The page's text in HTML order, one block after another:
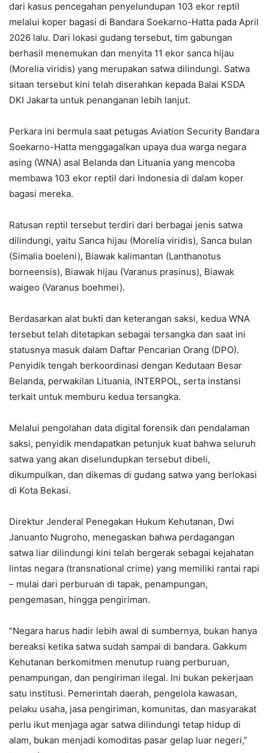
dari kasus pencegahan penyelundupan 103 ekor reptil
melalui koper bagasi di Bandara Soekarno-Hatta pada April
2026 lalu. Dari lokasi gudang tersebut, tim gabungan
berhasil menemukan dan menyita 11 ekor sanca hijau
(Morelia viridis) yang merupakan satwa dilindungi. Satwa
sitaan tersebut kini telah diserahkan kepada Balai KSDA
DKI Jakarta untuk penanganan lebih lanjut.
Perkara ini bermula saat petugas Aviation Security Bandara
Soekarno-Hatta menggagalkan upaya dua warga negara
asing (WNA) asal Belanda dan Lituania yang mencoba
membawa 103 ekor reptil dari Indonesia di dalam koper
bagasi mereka.
Ratusan reptil tersebut terdiri dari berbagai jenis satwa
dilindungi, yaitu Sanca hijau (Morelia viridis), Sanca bulan
(Simalia boeleni), Biawak kalimantan (Lanthanotus
borneensis), Biawak hijau (Varanus prasinus), Biawak
waigeo (Varanus boehmei).
Berdasarkan alat bukti dan keterangan saksi, kedua WNA
tersebut telah ditetapkan sebagai tersangka dan saat ini
statusnya masuk dalam Daftar Pencarian Orang (DPO).
Penyidik tengah berkoordinasi dengan Kedutaan Besar
Belanda, perwakilan Lituania, INTERPOL, serta instansi
terkait untuk memburu kedua tersangka.
Melalui pengolahan data digital forensik dan pendalaman
saksi, penyidik mendapatkan petunjuk kuat bahwa seluruh
satwa yang akan diselundupkan tersebut dibeli,
dikumpulkan, dan dikemas di gudang satwa yang berlokasi
di Kota Bekasi.
Direktur Jenderal Penegakan Hukum Kehutanan, Dwi
Januanto Nugroho, menegaskan bahwa perdagangan
satwa liar dilindungi kini telah bergerak sebagai kejahatan
lintas negara (transnational crime) yang memiliki rantai rapi
– mulai dari perburuan di tapak, penampungan,
pengemasan, hingga pengiriman.
“Negara harus hadir lebih awal di sumbernya, bukan hanya
bereaksi ketika satwa sudah sampai di bandara. Gakkum
Kehutanan berkomitmen menutup ruang perburuan,
penampungan, dan pengiriman ilegal. Ini bukan pekerjaan
satu institusi. Pemerintah daerah, pengelola kawasan,
pelaku usaha, jasa pengiriman, komunitas, dan masyarakat
perlu ikut menjaga agar satwa dilindungi tetap hidup di
alam, bukan menjadi komoditas pasar gelap luar negeri,”